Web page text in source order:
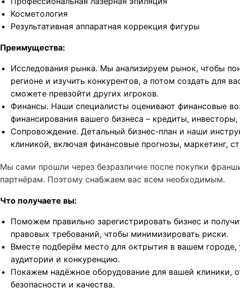
Косметология
Результативная аппаратная коррекция фигуры
Преимущества:
Исследования рынка. Мы анализируем рынок, чтобы
регионе и изучить конкурентов, а потом создать для
сможете превзойти других игроков.
Финансы. Наши специалисты оценивают финансовые
финансирования вашего бизнеса – кредиты,
Сопровождение. Детальный бизнес-план и наши
клиникой, включая финансовые прогнозы, маркетинг,
Мы сами прошли через безразличие после покупки
партнёрам. Поэтому снабжаем вас всем необходимым.
Что получаете вы:
Поможем правильно зарегистрировать бизнес и
правовых требований, чтобы минимизировать риски.
Вместе подберём место для октрытия в вашем
аудитории и конкуренцию.
Покажем надёжное оборудование для вашей клиники,
безопасности и качества.